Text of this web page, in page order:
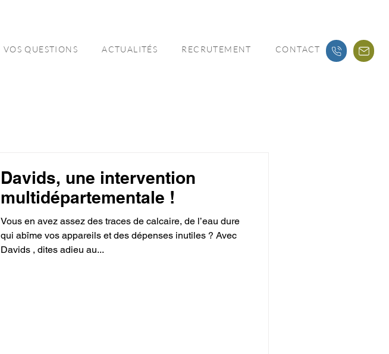
VOS QUESTIONS ACTUALITÉS RECRUTEMENT CONTACT
Davids, une intervention
multidépartementale !
Vous en avez assez des traces de calcaire, de l’eau dure
qui abîme vos appareils et des dépenses inutiles ? Avec
Davids , dites adieu au...